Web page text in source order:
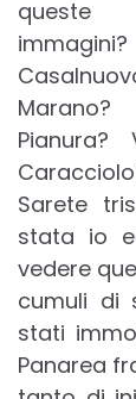
queste
immagini?
Marano?
Pianura?
Sarete
stata io
vedere
cumuli di
stati
Panarea